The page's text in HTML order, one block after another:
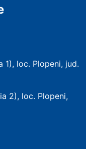
1), loc. Plopeni, jud.
2), loc. Plopeni,